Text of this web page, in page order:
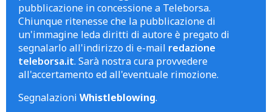
pubblicazione in concessione a Teleborsa.
Chiunque ritenesse che la pubblicazione di
un'immagine leda diritti di autore è pregato di
segnalarlo all'indirizzo di e-mail redazione
teleborsa.it. Sarà nostra cura provvedere
all'accertamento ed all'eventuale rimozione.
Segnalazioni Whistleblowing.